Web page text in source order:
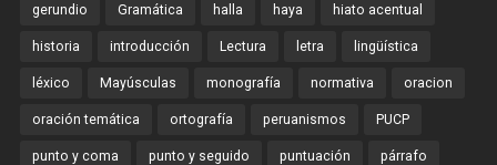
gerundio Gramática halla haya hiato acentual
historia introducción Lectura letra lingüística
léxico Mayúsculas monografía normativa oracion
oración temática ortografía peruanismos PUCP
punto y coma punto y seguido puntuación párrafo